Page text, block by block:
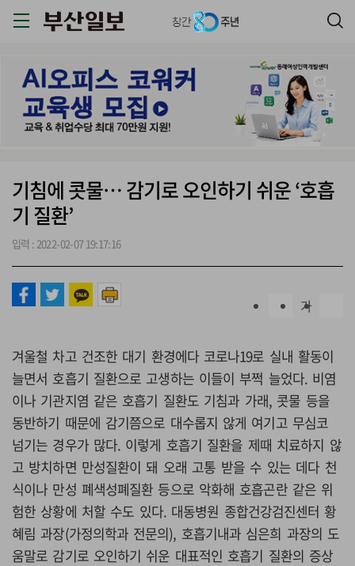
기침에 콧물… 감기로 오인하기 쉬운 ‘호흡
기 질환’
입력 : 2022-02-07 19:17:16
가
겨울철 차고 건조한 대기 환경에다 코로나19로 실내 활동이
늘면서 호흡기 질환으로 고생하는 이들이 부쩍 늘었다. 비염
이나 기관지염 같은 호흡기 질환도 기침과 가래, 콧물 등을
동반하기 때문에 감기쯤으로 대수롭지 않게 여기고 무심코
넘기는 경우가 많다. 이렇게 호흡기 질환을 제때 치료하지 않
고 방치하면 만성질환이 돼 오래 고통 받을 수 있는 데다 천
식이나 만성 폐색성폐질환 등으로 악화해 호흡곤란 같은 위
험한 상황에 처할 수도 있다. 대동병원 종합건강검진센터 황
혜림 과장(가정의학과 전문의), 호흡기내과 심은희 과장의 도
움말로 감기로 오인하기 쉬운 대표적인 호흡기 질환의 증상